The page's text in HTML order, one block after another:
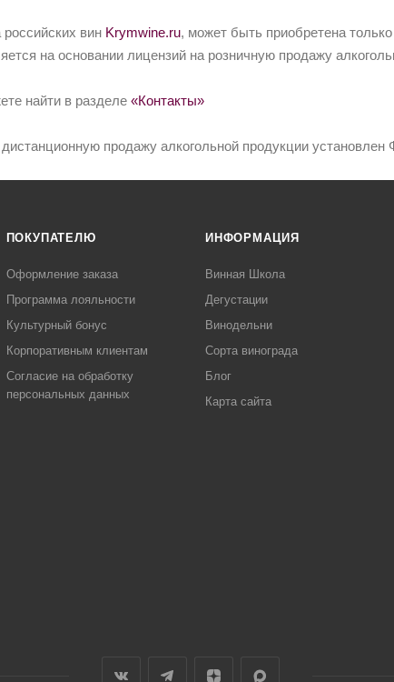
вин Krymwine.ru, может быть приобретена
на основании лицензий на розничную продажу
найти в разделе «Контакты»
продажу алкогольной продукции
ПОКУПАТЕЛЮ
Оформление заказа
Программа лояльности
Культурный бонус
Корпоративным клиентам
Согласие на обработку
персональных данных
ИНФОРМАЦИЯ
Винная Школа
Дегустации
Винодельни
Сорта винограда
Блог
Карта сайта